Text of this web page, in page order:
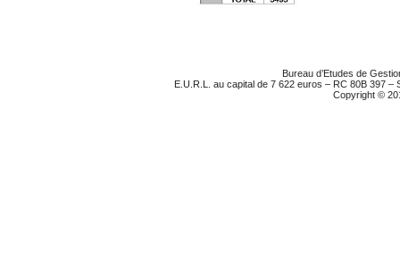
Bureau d’Etudes de
E.U.R.L. au capital de 7 622 euros – RC 80B 397
Copyright ©